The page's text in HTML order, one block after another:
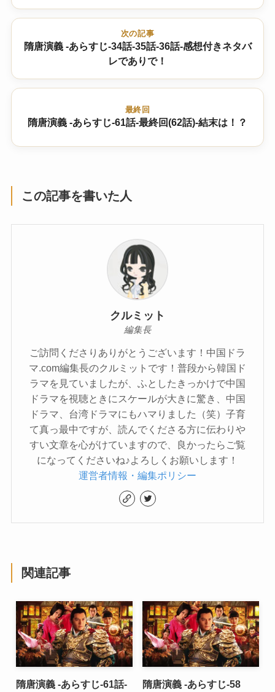
次の記事
隋唐演義 -あらすじ-34話-35話-36話-感想付きネタバ
レでありで！
最終回
隋唐演義 -あらすじ-61話-最終回(62話)-結末は！？
この記事を書いた人
クルミット
編集長
ご訪問くださりありがとうございます！中国ドラ
マ.com編集長のクルミットです！普段から韓国ド
ラマを見ていましたが、ふとしたきっかけで中国
ドラマを視聴ときにスケールが大きに驚き、中国
ドラマ、台湾ドラマにもハマりました（笑）子育
て真っ最中ですが、読んでくださる方に伝わりや
すい文章を心がけていますので、良かったらご覧
になってくださいね♪よろしくお願いします！
運営者情報・編集ポリシー
関連記事
隋唐演義 -あらすじ-61話-
隋唐演義 -あらすじ-58